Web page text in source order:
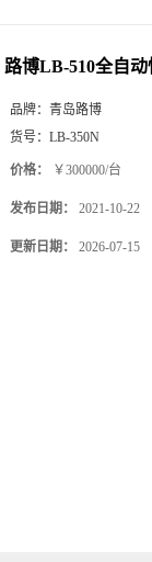
路博LB-510全自
品牌： 青岛路博
货号： LB-350N
价格： ￥300000/台
发布日期： 2021-10-22
更新日期： 2026-07-15